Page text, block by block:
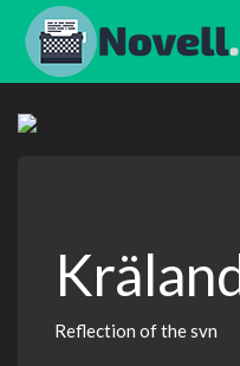
Reflection of the svn